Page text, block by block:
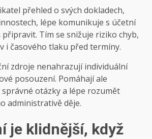
přehled o svých dokladech,
lépe komunikuje s účetní
připravit. Tím se snižuje riziko chyb,
i časového tlaku před termíny.
zdroje nenahrazují individuální
posouzení. Pomáhají ale
otázky a lépe rozumět
administrativě děje.
je klidnější, když